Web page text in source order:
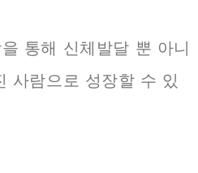
통해 신체발달 뿐 아니
사람으로 성장할 수 있